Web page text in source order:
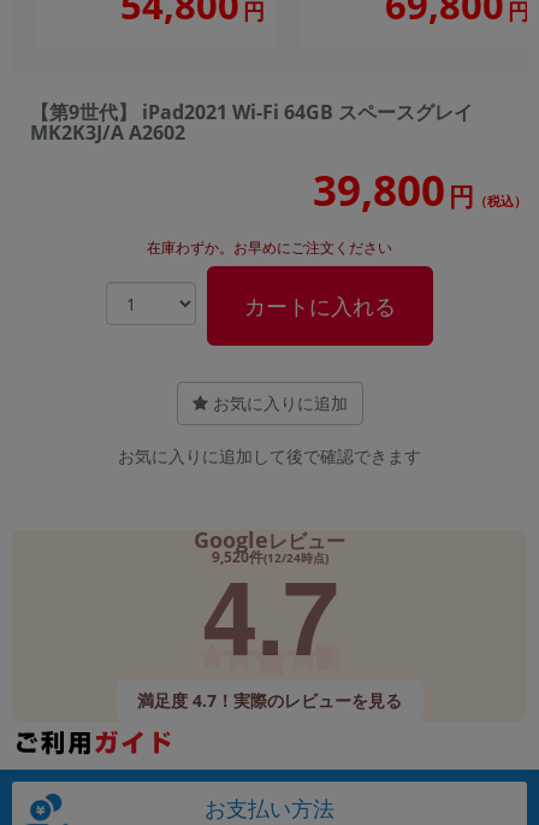
円 円
【第9世代】 iPad2021 Wi-Fi 64GB スペースグレイ
MK2K3J/A A2602
39,800 円 （税込）
在庫わずか。お早めにご注文ください
カートに入れる
お気に入りに追加
お気に入りに追加して後で確認できます
Googleレビュー
9,520件(12/24時点)
4.7
満足度 4.7！実際のレビューを見る
お支払い方法